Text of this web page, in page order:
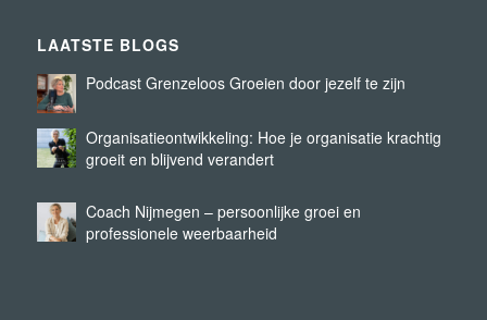
LAATSTE BLOGS
Podcast Grenzeloos Groeien door jezelf te zijn
Organisatieontwikkeling: Hoe je organisatie krachtig
groeit en blijvend verandert
Coach Nijmegen – persoonlijke groei en
professionele weerbaarheid